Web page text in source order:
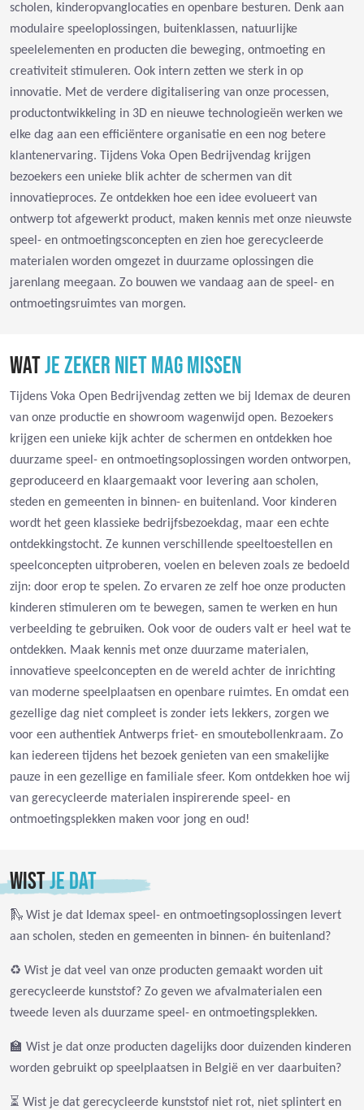
scholen, kinderopvanglocaties en openbare besturen. Denk aan
modulaire speeloplossingen, buitenklassen, natuurlijke
speelelementen en producten die beweging, ontmoeting en
creativiteit stimuleren. Ook intern zetten we sterk in op
innovatie. Met de verdere digitalisering van onze processen,
productontwikkeling in 3D en nieuwe technologieën werken we
elke dag aan een efficiëntere organisatie en een nog betere
klantenervaring. Tijdens Voka Open Bedrijvendag krijgen
bezoekers een unieke blik achter de schermen van dit
innovatieproces. Ze ontdekken hoe een idee evolueert van
ontwerp tot afgewerkt product, maken kennis met onze nieuwste
speel- en ontmoetingsconcepten en zien hoe gerecycleerde
materialen worden omgezet in duurzame oplossingen die
jarenlang meegaan. Zo bouwen we vandaag aan de speel- en
ontmoetingsruimtes van morgen.
WATJE ZEKER NIET MAG MISSEN
Tijdens Voka Open Bedrijvendag zetten we bij Idemax de deuren
van onze productie en showroom wagenwijd open. Bezoekers
krijgen een unieke kijk achter de schermen en ontdekken hoe
duurzame speel- en ontmoetingsoplossingen worden ontworpen,
geproduceerd en klaargemaakt voor levering aan scholen,
steden en gemeenten in binnen- en buitenland. Voor kinderen
wordt het geen klassieke bedrijfsbezoekdag, maar een echte
ontdekkingstocht. Ze kunnen verschillende speeltoestellen en
speelconcepten uitproberen, voelen en beleven zoals ze bedoeld
zijn: door erop te spelen. Zo ervaren ze zelf hoe onze producten
kinderen stimuleren om te bewegen, samen te werken en hun
verbeelding te gebruiken. Ook voor de ouders valt er heel wat te
ontdekken. Maak kennis met onze duurzame materialen,
innovatieve speelconcepten en de wereld achter de inrichting
van moderne speelplaatsen en openbare ruimtes. En omdat een
gezellige dag niet compleet is zonder iets lekkers, zorgen we
voor een authentiek Antwerps friet- en smoutebollenkraam. Zo
kan iedereen tijdens het bezoek genieten van een smakelijke
pauze in een gezellige en familiale sfeer. Kom ontdekken hoe wij
van gerecycleerde materialen inspirerende speel- en
ontmoetingsplekken maken voor jong en oud!
WISTJE DAT
🛝 Wist je dat Idemax speel- en ontmoetingsoplossingen levert
aan scholen, steden en gemeenten in binnen- én buitenland?
♻️ Wist je dat veel van onze producten gemaakt worden uit
gerecycleerde kunststof? Zo geven we afvalmaterialen een
tweede leven als duurzame speel- en ontmoetingsplekken.
🏫 Wist je dat onze producten dagelijks door duizenden kinderen
worden gebruikt op speelplaatsen in België en ver daarbuiten?
⏳ Wist je dat gerecycleerde kunststof niet rot, niet splintert en